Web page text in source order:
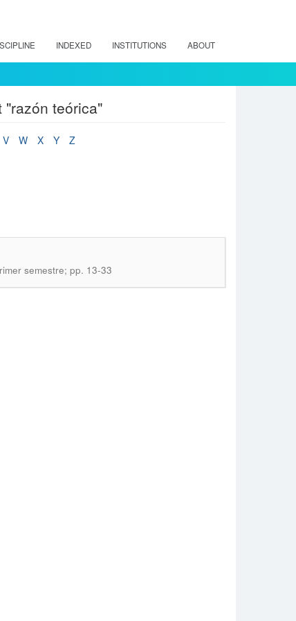
INDEXED INSTITUTIONS ABOUT
teórica"
V W X Y
Z
semestre; pp. 13-33